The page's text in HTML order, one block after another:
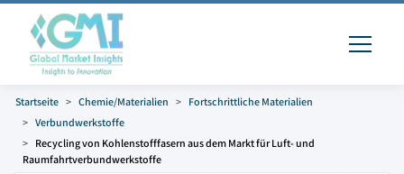
Startseite Chemie/Materialien
Fortschrittliche Materialien
Verbundwerkstoffe
Recycling von Kohlenstofffasern aus dem Markt für Luft- und
Raumfahrtverbundwerkstoffe